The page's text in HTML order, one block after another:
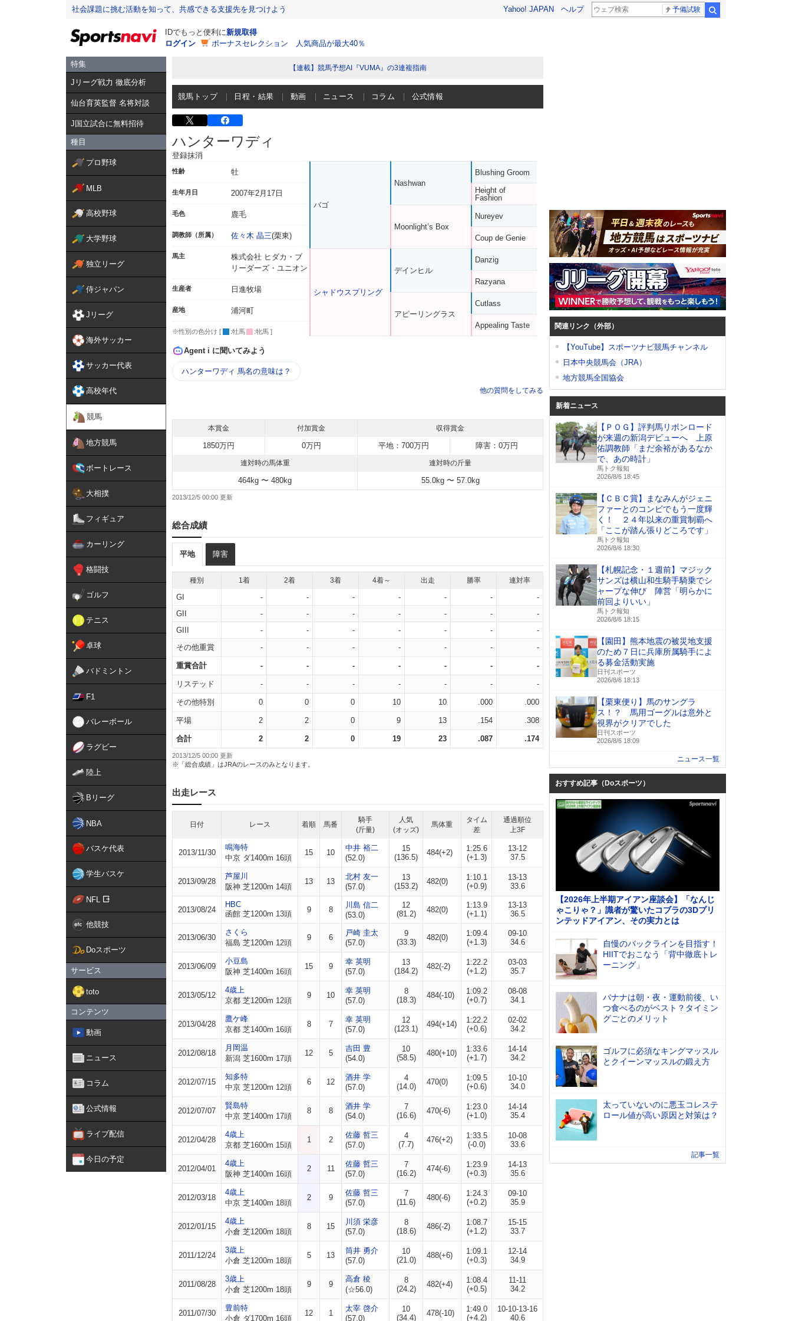
社会課題に挑む活動を知って、共感できる支援先を見つけよう Yahoo! JAPAN ヘルプ 予備試験
IDでもっと便利に新規取得
ログイン
ボーナスセレクション 人気商品が最大40％
特集
Jリーグ戦力 徹底分析
仙台育英監督 名将対談
J国立試合に無料招待
種目
プロ野球
MLB
高校野球
大学野球
独立リーグ
侍ジャパン
Jリーグ
海外サッカー
サッカー代表
高校年代
競馬
地方競馬
ボートレース
大相撲
フィギュア
カーリング
格闘技
ゴルフ
テニス
卓球
バドミントン
F1
バレーボール
ラグビー
陸上
Bリーグ
NBA
バスケ代表
学生バスケ
NFL
他競技
Doスポーツ
サービス
toto
コンテンツ
動画
ニュース
コラム
公式情報
ライブ配信
今日の予定
【連載】競馬予想AI『VUMA』の3連複指南
競馬トップ 日程・結果 動画 ニュース コラム 公式情報
ハンターワディ
登録抹消
性齢 牡
生年月日 2007年2月17日
毛色 鹿毛
調教師（所属） 佐々木 晶三(栗東)
馬主
株式会社 ヒダカ・ブ
リーダーズ・ユニオン
生産者 日進牧場
産地 浦河町
※性別の色分け [ :牡馬 :牝馬 ]
バゴ
シャドウスプリング
Nashwan
Moonlight’s Box
デインヒル
アピーリングラス
Blushing Groom
Height of
Fashion
Nureyev
Coup de Genie
Danzig
Razyana
Cutlass
Appealing Taste
Agent i に聞いてみよう
ハンターワディ 馬名の意味は？
他の質問をしてみる
本賞金 付加賞金 収得賞金
1850万円 0万円 平地：700万円 障害：0万円
連対時の馬体重 連対時の斤量
464kg 〜 480kg 55.0kg 〜 57.0kg
2013/12/5 00:00
総合成績
平地 障害
種別 1着 2着 3着 4着～ 出走 勝率 連対率
GI - - - - - -
-
GII
- - - - - -
-
GIII
- - - - - -
-
その他重賞
- - - - - - -
重賞合計 - - - - - - -
リステッド - - - - - - -
その他特別 0 0 0 10 10 .000 .000
平場 2 2 0 9 13 .154 .308
合計 2 2 0 19 23 .087 .174
2013/12/5 00:00 更新
※「総合成績」はJRAのレースのみとなります。
出走レース
日付 レース 着順 馬番
騎手
(斤量)
人気
(オッズ)
馬体重
タイム
差
通過順位
上3F
2013/11/30
鳴海特
中京 ダ1400m 16頭
15 10
中井 裕二
(52.0)
15
(136.5)
484(+2)
1:25.6
(+1.3)
13-12
37.5
2013/09/28
芦屋川
阪神 芝1200m 14頭
13 13
北村 友一
(57.0)
13
(153.2)
482(0)
1:10.1
(+0.9)
13-13
33.6
2013/08/24
HBC
函館 芝1200m 13頭
9 8
川島 信二
(53.0)
12
(81.2)
482(0)
1:13.9
(+1.1)
13-13
36.5
2013/06/30
さくら
福島 芝1200m 12頭
9 6
戸崎 圭太
(57.0)
9
(33.3)
482(0)
1:09.4
(+1.3)
09-10
34.6
2013/06/09
小豆島
阪神 芝1400m 16頭
15 9
幸 英明
(57.0)
13
(184.2)
482(-2)
1:22.2
(+1.2)
03-03
35.7
2013/05/12
4歳上
京都 芝1200m 12頭
9 10
幸 英明
(57.0)
8
(18.3)
484(-10)
1:09.2
(+0.7)
08-08
34.1
2013/04/28
鷹ケ峰
京都 芝1400m 16頭
8 7
幸 英明
(57.0)
12
(123.1)
494(+14)
1:22.2
(+0.6)
02-02
34.2
2012/08/18
月岡温
新潟 芝1600m 17頭
12 5
吉田 豊
(54.0)
10
(58.5)
480(+10)
1:33.6
(+1.7)
14-14
34.2
2012/07/15
知多特
中京 芝1200m 12頭
6 12
酒井 学
(57.0)
4
(14.0)
470(0)
1:09.5
(+0.6)
10-10
34.0
2012/07/07
賢島特
中京 芝1400m 17頭
8 8
酒井 学
(54.0)
7
(16.6)
470(-6)
1:23.0
(+1.0)
14-14
35.4
2012/04/28
4歳上
京都 芝1600m 15頭
1 2
佐藤 哲三
(57.0)
4
(7.7)
476(+2)
1:33.5
(-0.0)
10-08
33.6
2012/04/01
4歳上
阪神 芝1400m 16頭
2 11
佐藤 哲三
(57.0)
7
(16.2)
474(-6)
1:23.9
(+0.3)
14-13
35.6
2012/03/18
4歳上
中京 芝1400m 18頭
2 9
佐藤 哲三
(57.0)
7
(11.6)
480(-6)
1:24.3
(+0.2)
09-10
35.9
2012/01/15
4歳上
小倉 芝1200m 18頭
8 15
川須 栄彦
(57.0)
8
(18.6)
486(-2)
1:08.7
(+1.2)
15-15
33.7
2011/12/24
3歳上
小倉 芝1200m 18頭
5 13
筒井 勇介
(57.0)
10
(21.0)
488(+6)
1:09.1
(+0.3)
12-14
34.9
2011/08/28
3歳上
小倉 芝1200m 18頭
9 9
高倉 稜
(☆56.0)
8
(24.2)
482(+4)
1:08.4
(+0.5)
11-11
34.2
2011/07/30
豊前特
小倉 ダ1700m 16頭
12 1
太宰 啓介
(57.0)
10
(34.4)
478(-10)
1:49.0
(+4.2)
10-10-13-16
40.6
関連リンク（外部）
【YouTube】スポーツナビ競馬チャンネル
日本中央競馬会（JRA）
地方競馬全国協会
新着ニュース
【ＰＯＧ】評判馬リボンロード
が来週の新潟デビューへ 上原
佑調教師「まだ余裕があるなか
で、あの時計」
馬トク報知
2026/8/6 18:45
【ＣＢＣ賞】まなみんがジェニ
ファーとのコンビでもう一度輝
く！ ２４年以来の重賞制覇へ
「ここが踏ん張りどころです」
馬トク報知
2026/8/6 18:30
【札幌記念・１週前】マジック
サンズは横山和生騎手騎乗でシ
ャープな伸び 陣営「明らかに
前回よりいい」
馬トク報知
2026/8/6 18:15
【園田】熊本地震の被災地支援
のため７日に兵庫所属騎手によ
る募金活動実施
日刊スポーツ
2026/8/6 18:13
【栗東便り】馬のサングラ
ス！？ 馬用ゴーグルは意外と
視界がクリアでした
日刊スポーツ
2026/8/6 18:09
ニュース一覧
おすすめ記事（Doスポーツ）
【2026年上半期アイアン座談会】「なんじ
ゃこりゃ？」識者が驚いたコブラの3Dプリ
ンテッドアイアン、その実力とは
自慢のバックラインを目指す！
HIITでおこなう「背中徹底トレ
ーニング」
バナナは朝・夜・運動前後、い
つ食べるのがベスト？タイミン
グごとのメリット
ゴルフに必須なキングマッスル
とクイーンマッスルの鍛え方
太っていないのに悪玉コレステ
ロール値が高い原因と対策は？
記事一覧